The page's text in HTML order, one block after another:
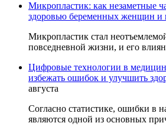
Микропластик: как незаметные
здоровью беременных женщин и
Микропластик стал
повседневной жизни, и его
Цифровые технологии в
избежать ошибок и улучшить
августа
Согласно статистике, ошибки в
являются одной из основных